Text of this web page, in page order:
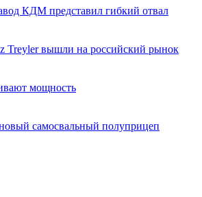
КДМ представил гибкий отвал
Treyler вышли на российский рынок
мощность
самосвальный полуприцеп